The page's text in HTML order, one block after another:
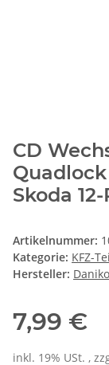
CD
Skoda
Artikelnummer:
Kategorie: KFZ-
Hersteller: Daniko
7,99 €
inkl. 19% USt. ,